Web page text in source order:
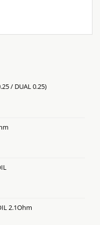
/ DUAL 0.25)
2.1Ohm